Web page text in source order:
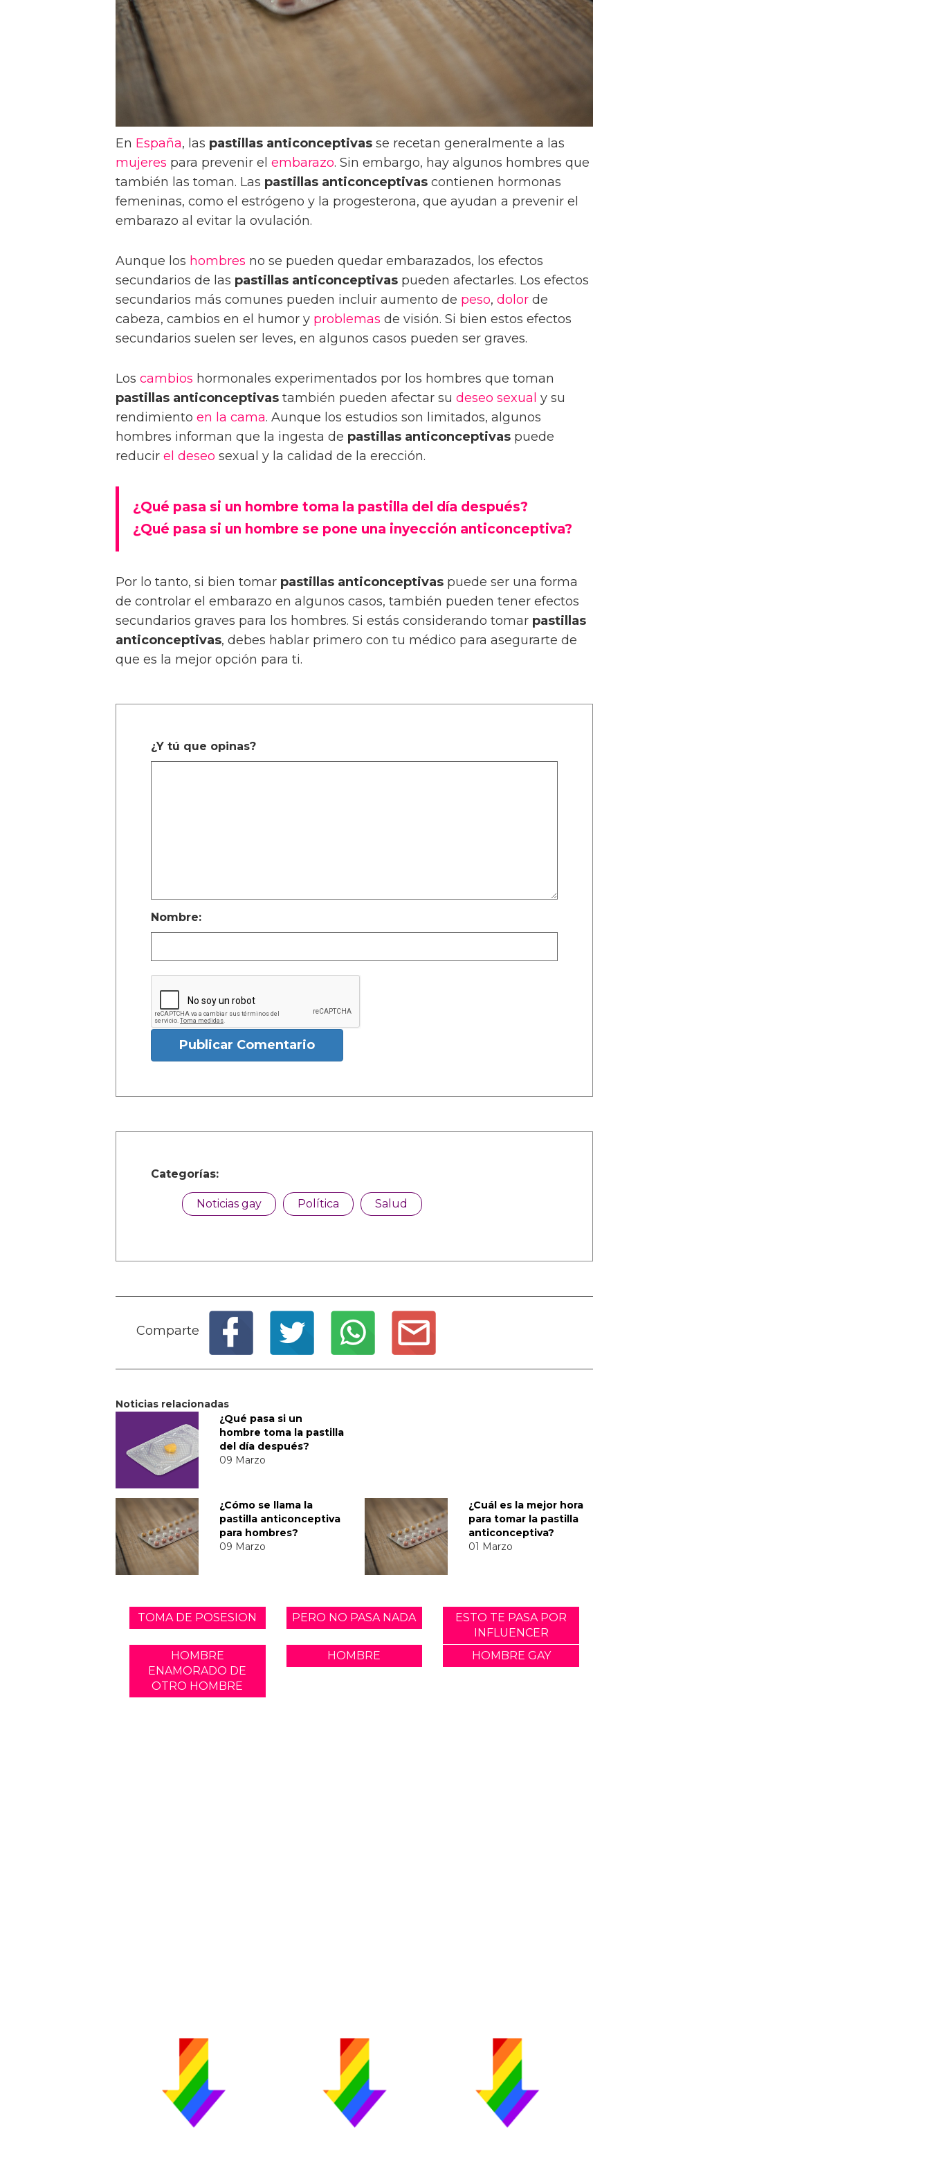
En España, las pastillas anticonceptivas se recetan generalmente a las
mujeres para prevenir el embarazo. Sin embargo, hay algunos hombres que
también las toman. Las pastillas anticonceptivas contienen hormonas
femeninas, como el estrógeno y la progesterona, que ayudan a prevenir el
embarazo al evitar la ovulación.
Aunque los hombres no se pueden quedar embarazados, los efectos
secundarios de las pastillas anticonceptivas pueden afectarles. Los efectos
secundarios más comunes pueden incluir aumento de peso, dolor de
cabeza, cambios en el humor y problemas de visión. Si bien estos efectos
secundarios suelen ser leves, en algunos casos pueden ser graves.
Los cambios hormonales experimentados por los hombres que toman
pastillas anticonceptivas también pueden afectar su deseo sexual y su
rendimiento en la cama. Aunque los estudios son limitados, algunos
hombres informan que la ingesta de pastillas anticonceptivas puede
reducir el deseo sexual y la calidad de la erección.
¿Qué pasa si un hombre toma la pastilla del día después?
¿Qué pasa si un hombre se pone una inyección anticonceptiva?
Por lo tanto, si bien tomar pastillas anticonceptivas puede ser una forma
de controlar el embarazo en algunos casos, también pueden tener efectos
secundarios graves para los hombres. Si estás considerando tomar pastillas
anticonceptivas, debes hablar primero con tu médico para asegurarte de
que es la mejor opción para ti.
¿Y tú que opinas?
Nombre:
Publicar Comentario
Categorías:
Noticias gay Política Salud
Comparte
Noticias relacionadas
¿Qué pasa si un
hombre toma la pastilla
del día después?
09 Marzo
¿Cómo se llama la
pastilla anticonceptiva
para hombres?
09 Marzo
¿Cuál es la mejor hora
para tomar la pastilla
anticonceptiva?
01 Marzo
TOMA DE POSESION PERO NO PASA NADA
ESTO TE PASA POR
INFLUENCER
HOMBRE
ENAMORADO DE
OTRO HOMBRE
HOMBRE HOMBRE GAY